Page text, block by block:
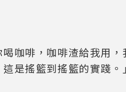
咖啡，咖啡渣給我用，
是搖籃到搖籃的實踐。